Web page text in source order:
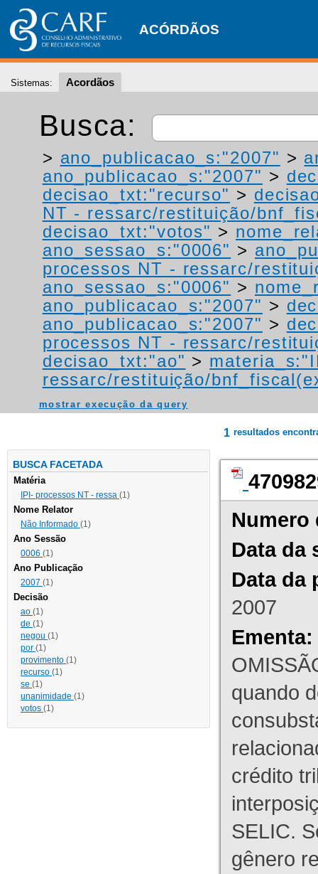
ACÓRDÃOS
Sistemas: Acordãos
Busca:
> ano_publicacao_s:"2007" >
ano_publicacao_s:"2007" >
decisao_txt:"recurso" >
NT - ressarc/restituição/
decisao_txt:"votos" >
ano_sessao_s:"0006" >
processos NT - ressarc/
ano_sessao_s:"0006" >
ano_publicacao_s:"2007" >
ano_publicacao_s:"2007" >
processos NT - ressarc/
decisao_txt:"ao" >
ressarc/restituição/
mostrar execução da query
BUSCA FACETADA
Matéria
IPI- processos NT - ressa (1)
Nome Relator
Não Informado (1)
Ano Sessão
0006 (1)
Ano Publicação
2007 (1)
Decisão
ao (1)
de (1)
negou (1)
por (1)
provimento (1)
recurso (1)
se (1)
unanimidade (1)
votos (1)
1 resultados
Numero
Data da
Data da
2007
Ementa:
quando
crédito
SELIC.
gênero